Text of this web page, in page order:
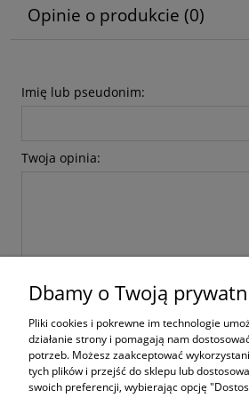
Opinie o produkcie (0)
Imię lub pseudonim:
Twoja opinia:
Dbamy o Twoją
Pliki cookies i pokrewne im technologie
działanie strony i pomagają nam
potrzeb. Możesz zaakceptować
tych plików i przejść do sklepu lub
swoich preferencji, wybierając opcję